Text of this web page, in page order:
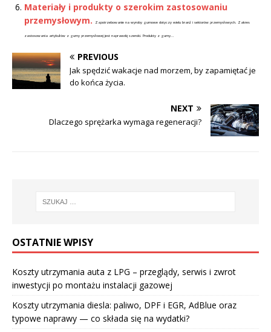
Materiały i produkty o szerokim zastosowaniu
przemysłowym.
Zapotrzebowanie na wyroby gumowe dotyczy wielu branż i sektorów przemysłowych. Zakres
zastosowania artykułów z gumy przemysłowej jest naprawdę szeroki. Produkty z gumy...
PREVIOUS
Jak spędzić wakacje nad morzem, by zapamiętać je
do końca życia.
NEXT
Dlaczego sprężarka wymaga regeneracji?
OSTATNIE WPISY
Koszty utrzymania auta z LPG – przeglądy, serwis i zwrot
inwestycji po montażu instalacji gazowej
Koszty utrzymania diesla: paliwo, DPF i EGR, AdBlue oraz
typowe naprawy — co składa się na wydatki?